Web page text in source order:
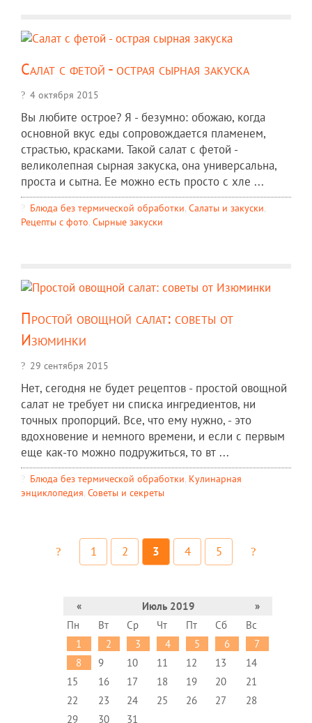
Салат с фетой - острая сырная закуска
4 октября 2015
Вы любите острое? Я - безумно: обожаю, когда
основной вкус еды сопровождается пламенем,
страстью, красками. Такой салат с фетой -
великолепная сырная закуска, она универсальна,
проста и сытна. Ее можно есть просто с хле ...
Блюда без термической обработки, Салаты и закуски,
Рецепты c фото, Сырные закуски
Простой овощной салат: советы от
Изюминки
29 сентября 2015
Нет, сегодня не будет рецептов - простой овощной
салат не требует ни списка ингредиентов, ни
точных пропорций. Все, что ему нужно, - это
вдохновение и немного времени, и если с первым
еще как-то можно подружиться, то вт ...
Блюда без термической обработки, Кулинарная
энциклопедия, Советы и секреты
1 2 3 4 5
« Июль 2019
»
Пн
Вт Ср Чт Пт Сб
Вс
1
2 3 4 5 6
7
8
9 10 11 12 13
14
15
16 17 18 19 20
21
22
23 24 25 26 27
28
29
30 31